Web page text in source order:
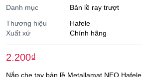
Danh mục
Bản lề ray trượt
Thương hiệu
Hafele
Xuất xứ
Chính hãng
2.200₫
Nắp che tay bản lề Metallamat NEO Hafele